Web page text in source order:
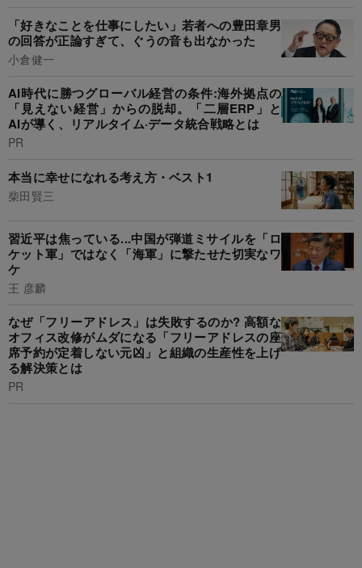
「好きなことを仕事にしたい」若者への豊田章男
の回答が正論すぎて、ぐうの音も出なかった
小倉健一
AI時代に勝つグローバル経営の条件:海外拠点の
「見えない経営」からの脱却。「二層ERP」と
AIが導く、リアルタイム·データ統合戦略とは
PR
本当に幸せになれる考え方・ベスト1
柴田賢三
習近平は焦っている...中国が弾道ミサイルを「ロ
ケット軍」ではなく「海軍」に撃たせた切実なワ
ケ
王 彦麟
なぜ「フリーアドレス」は失敗するのか? 高額な
オフィス改修がムダになる「フリーアドレスの座
席予約が定着しない元凶」と組織の生産性を上げ
る解決策とは
PR